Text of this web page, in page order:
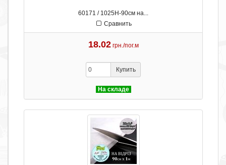
60171 / 1025H-90см на...
Сравнить
18.02 грн./пог.м
Купить
На складе